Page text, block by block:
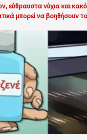
εύθραυστα νύχια και
μπορεί να βοηθήσουν